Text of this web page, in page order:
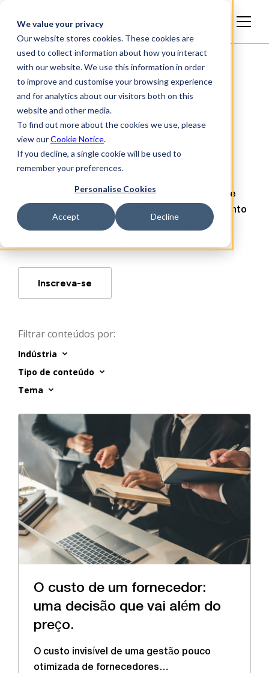
We value your privacy
Our website stores cookies. These cookies are
used to collect information about how you interact
with our website. We use this information in order
to improve and customise your browsing experience
and for analytics about our visitors both on this
website and other media.
To find out more about the cookies we use, please
view ourCookie Notice.
If you decline, a single cookie will be used to
remember your preferences.
Personalise Cookies
Accept Decline
Informações setoriais
suppliers for nearly 30 years, which gives us the
data and perspective to offer unique insights into
supply chains and the topics that shape them.
Inscreva-se
Filtrar conteúdos por:
Indústria
Tipo de conteúdo
Tema
O custo de um fornecedor:
uma decisão que vai além do
preço.
O custo invisível de uma gestão pouco
otimizada de fornecedores…